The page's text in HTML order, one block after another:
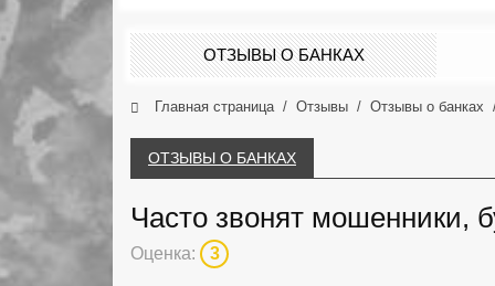
ОТЗЫВЫ О БАНКАХ
Главная страница Отзывы Отзывы о банках
ОТЗЫВЫ О БАНКАХ
Часто звонят мошенники,
Оценка: 3